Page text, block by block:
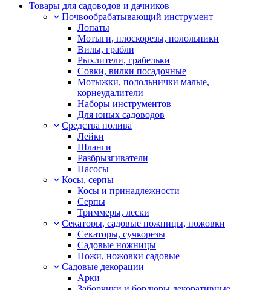
Товары для садоводов и дачников
Почвообрабатывающий инструмент
Лопаты
Мотыги, плоскорезы, полольники
Вилы, грабли
Рыхлители, грабельки
Совки, вилки посадочные
Мотыжки, полольнички малые,
корнеудалители
Наборы инструментов
Для юных садоводов
Средства полива
Лейки
Шланги
Разбрызгиватели
Насосы
Косы, серпы
Косы и принадлежности
Серпы
Триммеры, лески
Секаторы, садовые ножницы, ножовки
Секаторы, сучкорезы
Садовые ножницы
Ножи, ножовки садовые
Садовые декорации
Арки